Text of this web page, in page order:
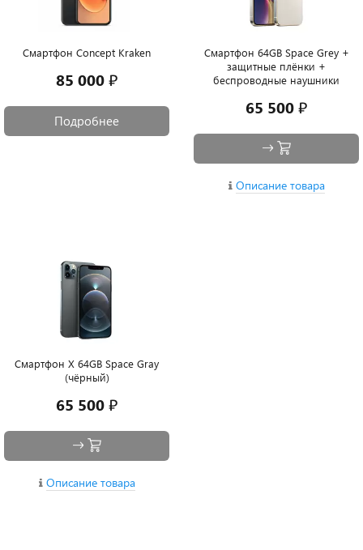
Смартфон Concept Kraken
85 000 ₽
Подробнее
Смартфон 64GB Space Grey +
защитные плёнки +
беспроводные наушники
65 500 ₽
Описание товара
Смартфон X 64GB Space Gray
(чёрный)
65 500 ₽
Описание товара